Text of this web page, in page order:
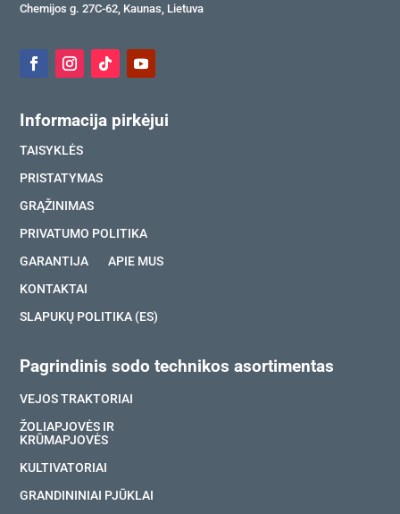
Chemijos g. 27C-62, Kaunas, Lietuva
Informacija pirkėjui
TAISYKLĖS
PRISTATYMAS
GRĄŽINIMAS
PRIVATUMO POLITIKA
GARANTIJA
APIE MUS
KONTAKTAI
SLAPUKŲ POLITIKA (ES)
Pagrindinis sodo technikos asortimentas
VEJOS TRAKTORIAI
ŽOLIAPJOVĖS IR
KRŪMAPJOVĖS
KULTIVATORIAI
GRANDININIAI PJŪKLAI